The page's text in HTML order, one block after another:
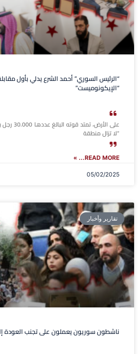
“الرئيس السوري” أحمد الشرع يدلي بأول
“الإيكونوميست”
على
“لا تزال منطقة
READ MORE... »
05/02/2025
تقارير وأخبار
ناشطون سوريون يعملون على تجنب العودة